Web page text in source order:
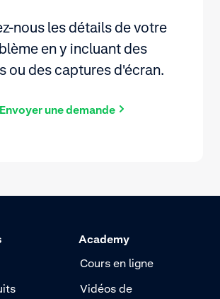
nous les détails de votre
en y incluant des
ou des captures d'écran.
Envoyer une demande
Academy
Cours en ligne
Vidéos de